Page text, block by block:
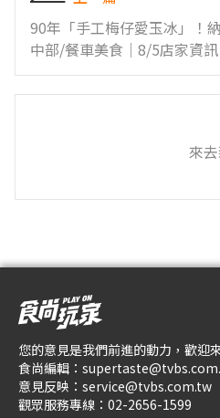
90年「手工梅仔愛玉冰」！
中部/餐車美食｜8/5店家資訊
來
您的意見是我們前進的動力，歡迎
食尚編輯：
意見反映： service@tvbs.com.tw
觀眾服務專線： 02-2656-1599